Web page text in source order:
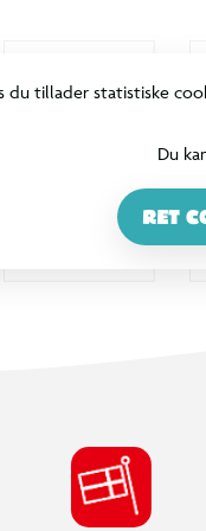
du tillader statistiske
Du
RET